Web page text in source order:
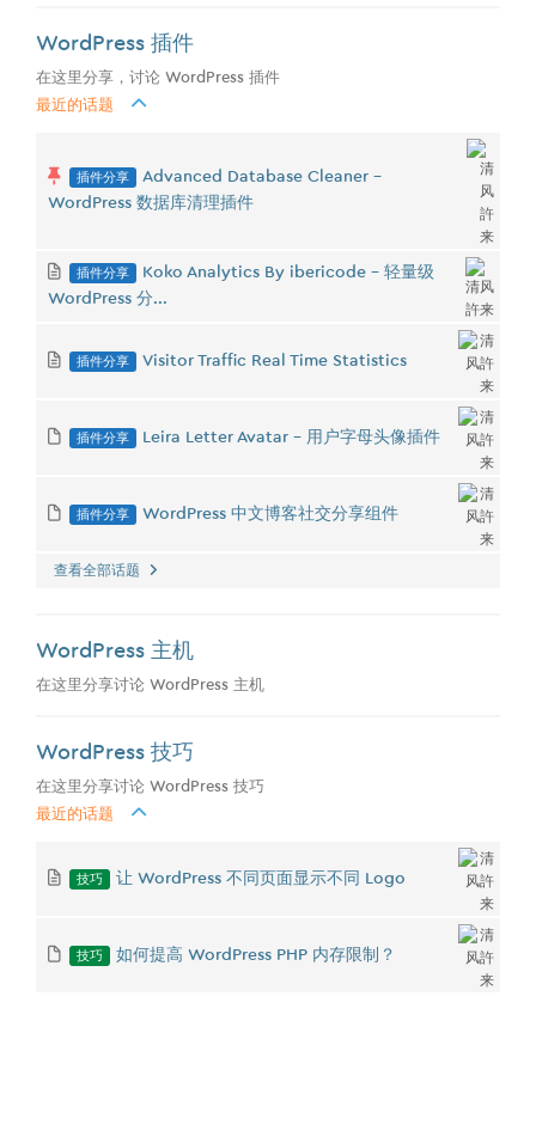
WordPress 插件
在这里分享，讨论 WordPress 插件
最近的话题
插件分享
Advanced Database Cleaner -
WordPress 数据库清理插件
插件分享
Koko Analytics By ibericode - 轻量级
WordPress 分...
插件分享 Visitor Traffic Real Time Statistics
插件分享 Leira Letter Avatar - 用户字母头像插件
插件分享 WordPress 中文博客社交分享组件
查看全部话题
WordPress 主机
在这里分享讨论 WordPress 主机
WordPress 技巧
在这里分享讨论 WordPress 技巧
最近的话题
技巧 让 WordPress 不同页面显示不同 Logo
技巧 如何提高 WordPress PHP 内存限制？